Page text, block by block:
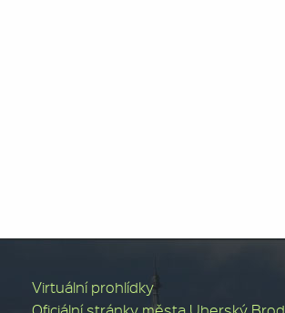
Virtuální prohlídky